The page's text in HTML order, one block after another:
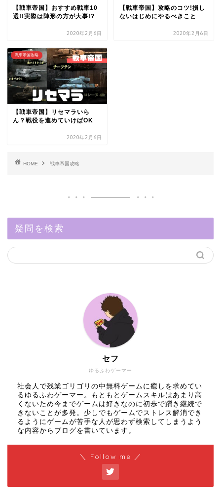
【戦車帝国】おすすめ戦車10
選!!実際は陣形の方が大事!?
2020年2月6日
【戦車帝国】攻略のコツ!損し
ないはじめにやるべきこと
2020年2月6日
戦車帝国攻略
【戦車帝国】リセマラいら
ん？戦役を進めていけばOK
2020年2月6日
HOME 戦車帝国攻略
疑問を検索
ゆるふわゲーマー
セフ
社会人で残業ゴリゴリの中無料ゲームに癒しを求めてい
るゆるふわゲーマー。もともとゲームスキルはあまり高
くないため今までゲームは好きなのに初歩で躓き継続で
きないことが多発。少しでもゲームでストレス解消でき
るようにゲームが苦手な人が思わず検索してしまうよう
な内容からブログを書いています。
＼ Follow me ／